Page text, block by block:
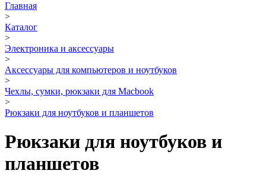
Главная
>
Каталог
>
Электроника и аксессуары
>
Аксессуары для компьютеров и ноутбуков
>
Чехлы, сумки, рюкзаки для Macbook
>
Рюкзаки для ноутбуков и планшетов
Рюкзаки для ноутбуков и
планшетов